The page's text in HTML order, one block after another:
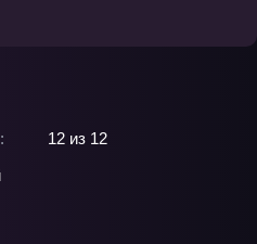
12 из 12